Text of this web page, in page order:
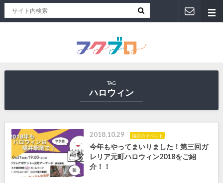
TAG
ハロウィン
2018.10.29 福井のイベント
今年もやってまいりました！第三回ガ
レリア元町ハロウィン2018をご紹
介！！